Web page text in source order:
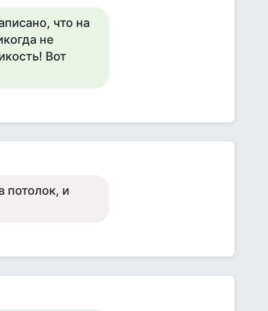
что на
не
Вот
и